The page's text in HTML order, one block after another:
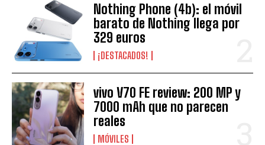
Nothing Phone (4b): el móvil
barato de Nothing llega por
329 euros
¡DESTACADOS!
vivo V70 FE review: 200 MP y
7000 mAh que no parecen
reales
MÓVILES